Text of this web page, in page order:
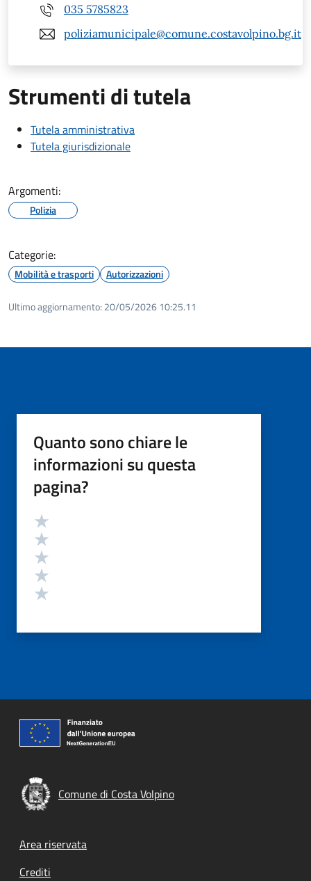
035 5785823
poliziamunicipale@comune.costavolpino.bg.it
Strumenti di tutela
Tutela amministrativa
Tutela giurisdizionale
Argomenti:
Polizia
Categorie:
Mobilità e trasporti Autorizzazioni
Ultimo aggiornamento: 20/05/2026 10:25.11
Quanto sono chiare le
informazioni su questa
pagina?
Valutazione
Comune di Costa Volpino
Footer menu
Area riservata
Crediti